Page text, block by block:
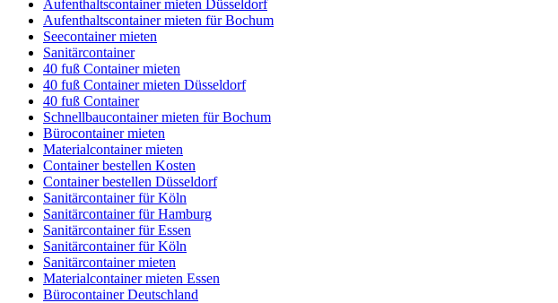
Aufenthaltscontainer mieten Düsseldorf
Aufenthaltscontainer mieten für Bochum
Seecontainer mieten
Sanitärcontainer
40 fuß Container mieten
40 fuß Container mieten Düsseldorf
40 fuß Container
Schnellbaucontainer mieten für Bochum
Bürocontainer mieten
Materialcontainer mieten
Container bestellen Kosten
Container bestellen Düsseldorf
Sanitärcontainer für Köln
Sanitärcontainer für Hamburg
Sanitärcontainer für Essen
Sanitärcontainer für Köln
Sanitärcontainer mieten
Materialcontainer mieten Essen
Bürocontainer Deutschland